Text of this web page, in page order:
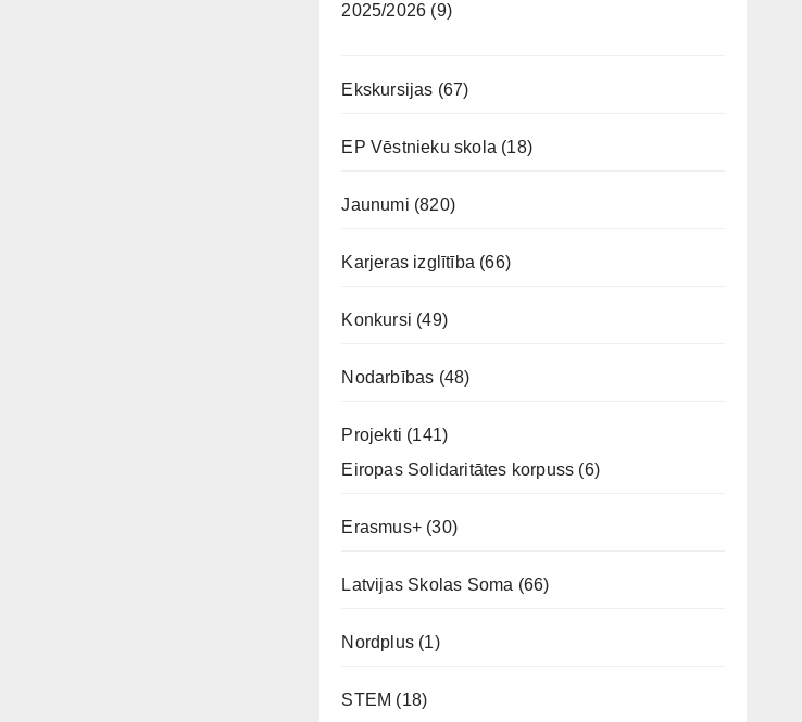
2025/2026 (9)
Ekskursijas (67)
EP Vēstnieku skola (18)
Jaunumi (820)
Karjeras izglītība (66)
Konkursi (49)
Nodarbības (48)
Projekti (141)
Eiropas Solidaritātes korpuss (6)
Erasmus+(30)
Latvijas Skolas Soma (66)
Nordplus(1)
STEM (18)